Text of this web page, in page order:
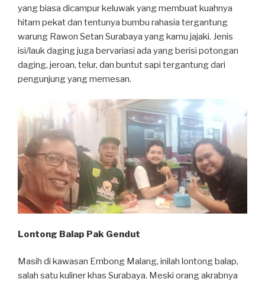
yang biasa dicampur keluwak yang membuat kuahnya
hitam pekat dan tentunya bumbu rahasia tergantung
warung Rawon Setan Surabaya yang kamu jajaki. Jenis
isi/lauk daging juga bervariasi ada yang berisi potongan
daging, jeroan, telur, dan buntut sapi tergantung dari
pengunjung yang memesan.
Lontong Balap Pak Gendut
Masih di kawasan Embong Malang, inilah lontong balap,
salah satu kuliner khas Surabaya. Meski orang akrabnya